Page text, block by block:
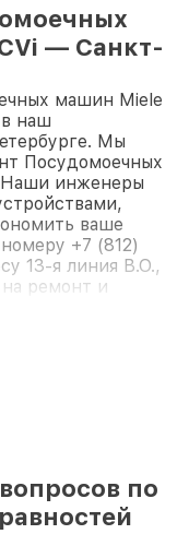
— Санкт-
машин Miele
наш
Мы
Посудомоечных
инженеры
ваше
+7 (812)
13-я линия В.О.,
ремонт и
по